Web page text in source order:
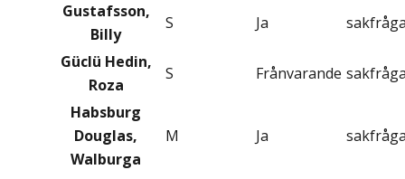
Gustafsson,
Billy
S Ja
Güclü Hedin,
Roza
S Frånvarande
Habsburg
Douglas,
Walburga
M Ja